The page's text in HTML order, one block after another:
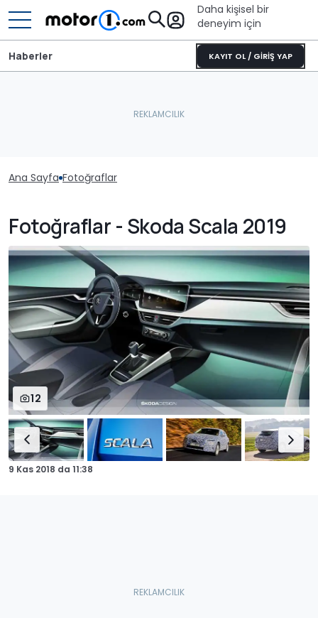
Daha kişisel bir
deneyim için
KAYIT OL / GİRİŞ YAP
Haberler
Ana Sayfa Fotoğraflar
Fotoğraflar - Skoda Scala 2019
12
9 Kas 2018 da 11:38